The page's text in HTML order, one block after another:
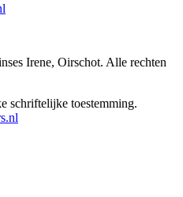
Irene, Oirschot. Alle rechten
schriftelijke toestemming.